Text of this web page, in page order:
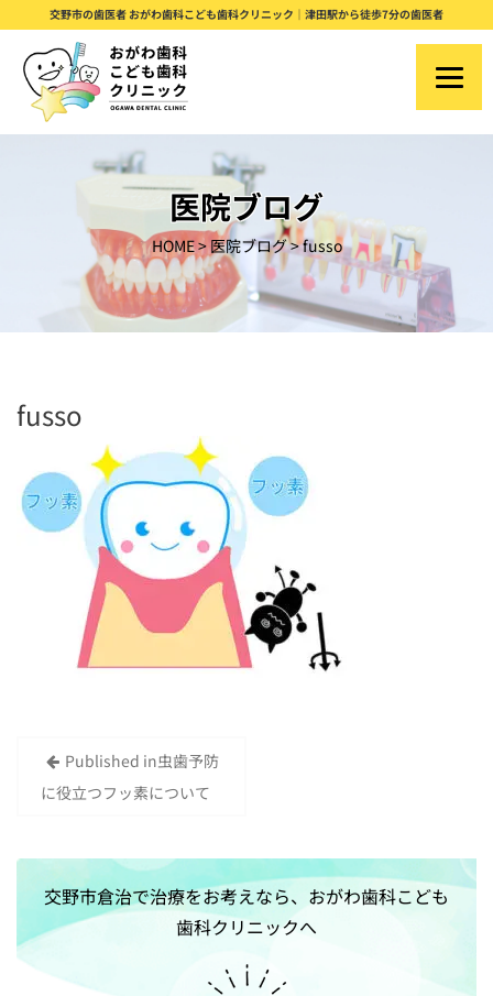
t
交野市の歯医者 おがわ歯科こども歯科クリニック｜津田駅から徒歩7分の歯医者
医院ブログ
HOME>医院ブログ>fusso
fusso
投
稿
ビ
ゲ
ー
シ
Published in虫歯予防
に役立つフッ素について
交野市倉治で治療をお考えなら、おがわ歯科こども
歯科クリニックへ